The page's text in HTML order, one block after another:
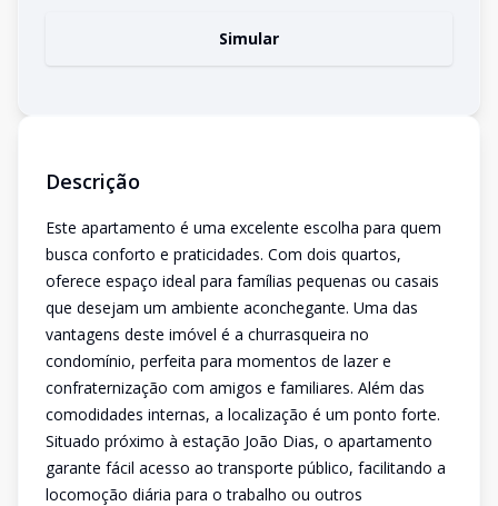
Simular
Descrição
Este apartamento é uma excelente escolha para quem
busca conforto e praticidades. Com dois quartos,
oferece espaço ideal para famílias pequenas ou casais
que desejam um ambiente aconchegante. Uma das
vantagens deste imóvel é a churrasqueira no
condomínio, perfeita para momentos de lazer e
confraternização com amigos e familiares. Além das
comodidades internas, a localização é um ponto forte.
Situado próximo à estação João Dias, o apartamento
garante fácil acesso ao transporte público, facilitando a
locomoção diária para o trabalho ou outros